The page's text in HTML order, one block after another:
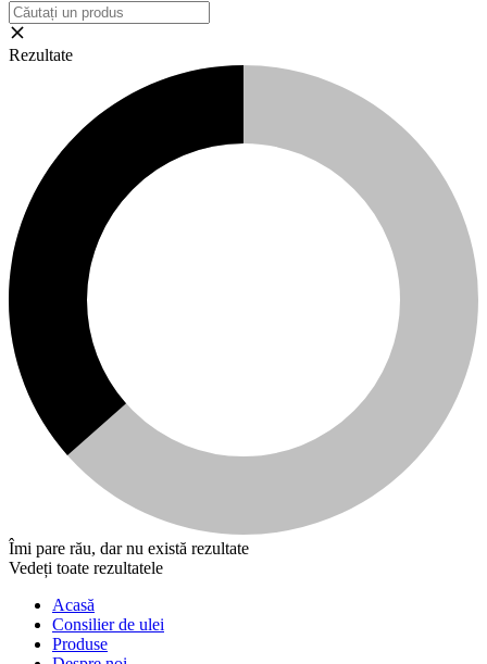
Rezultate
Îmi pare rău, dar nu există rezultate
Vedeți toate rezultatele
Acasă
Consilier de ulei
Produse